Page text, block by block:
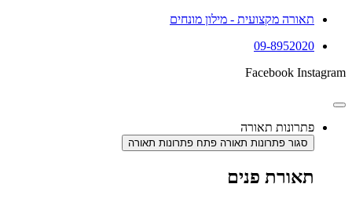
תאורה מקצועית - מילון מונחים
09-8952020
Facebook Instagram
פתרונות תאורה
סגור פתרונות תאורה פתח פתרונות תאורה
תאורת פנים